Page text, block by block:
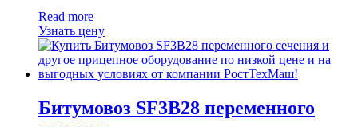
Read more
Узнать цену
Битумовоз SF3B28 переменного